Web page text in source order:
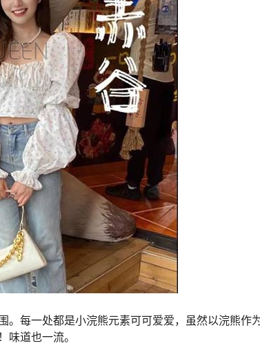
。每一处都是小浣熊元素可可爱爱，虽然以浣熊作
道也一流。